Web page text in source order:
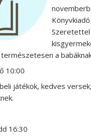
Szeretettel
a
10:00
játékok, kedves
16:30